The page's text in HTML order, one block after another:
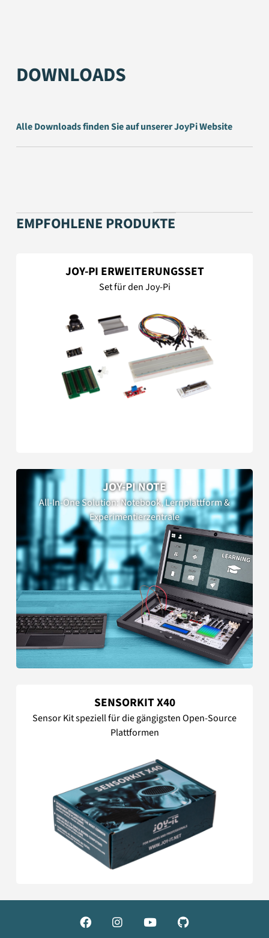
DOWNLOADS
Alle Downloads finden Sie auf unserer JoyPi Website
EMPFOHLENE PRODUKTE
JOY-PI ERWEITERUNGSSET
Set für den Joy-Pi
JOY-PI NOTE
All-In-One Solution: Notebook, Lernplattform &
Experimentierzentrale
SENSORKIT X40
Sensor Kit speziell für die gängigsten Open-Source
Plattformen
   